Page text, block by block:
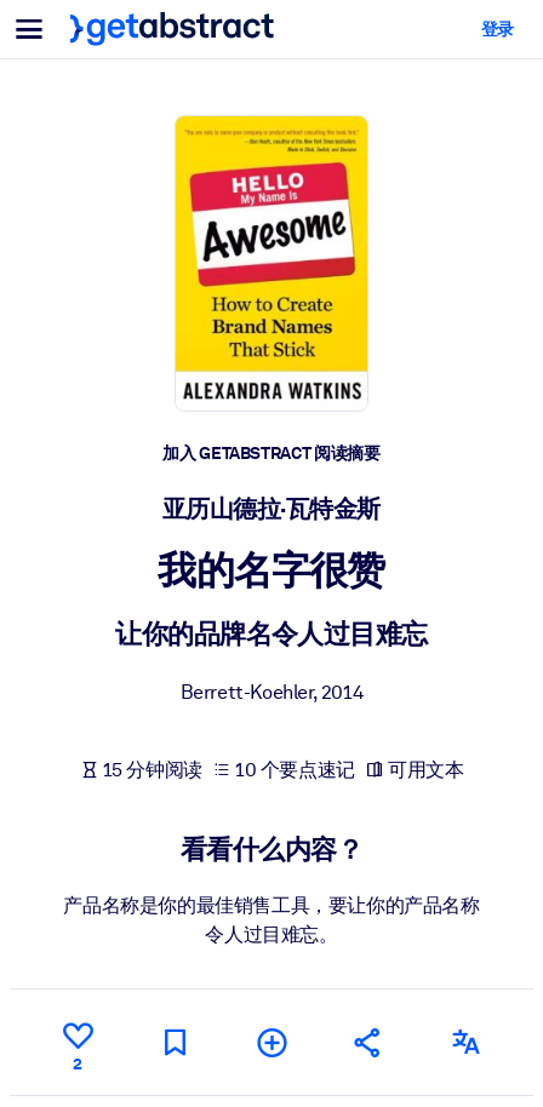
菜单
面向团队与管理者
为您的员工配备关键的人工智能技能。
帮助您的管理者为未来的工作时代做好准备。
让团队更轻松地共同学习、解决实际问题并更快采取行动。
技能提升与重塑
培养您的员工应对未来挑战所需的技能。
面向 LMS/LXP
将简短且经过验证的知识引入您的 LMS/LXP，以获得更强的学习效
利用可靠、结构化的知识为您的人工智能系统提供动力，以改善输
面向人工智能系统
登录
加入 GETABSTRACT 阅读摘要
亚历山德拉·瓦特金斯
我的名字很赞
让你的品牌名令人过目难忘
Berrett-Koehler,2014
15 分钟阅读 10 个要点速记 可用文本
看看什么内容？
产品名称是你的最佳销售工具，要让你的产品名称
令人过目难忘。
2